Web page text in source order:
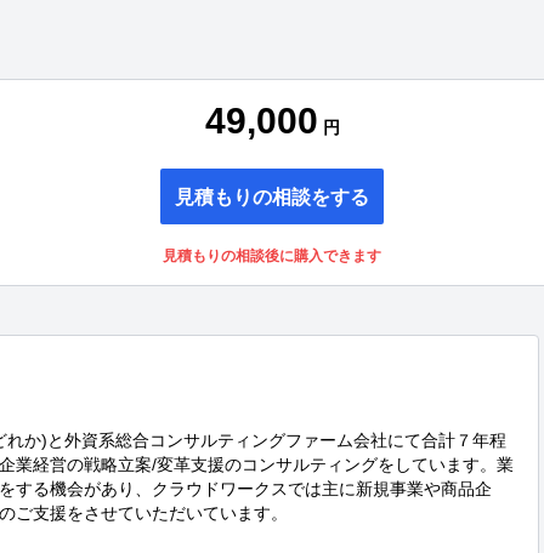
49,000 円
見積もりの相談をする
見積もりの相談後に購入できます
か)と外資系総合コンサルティングファーム会社にて合計７年程
業経営の戦略立案/変革支援のコンサルティングをしています。業
する機会があり、クラウドワークスでは主に新規事業や商品企
ご支援をさせていただいています。